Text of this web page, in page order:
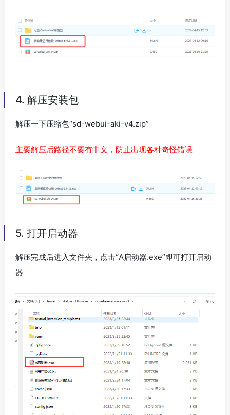
4. 解压安装包
解压一下压缩包“sd-webui-aki-v4.zip”
主要解压后路径不要有中文，防止出现各种奇怪错误
5. 打开启动器
解压完成后进入文件夹，点击“A启动器.exe”即可打开启动
器